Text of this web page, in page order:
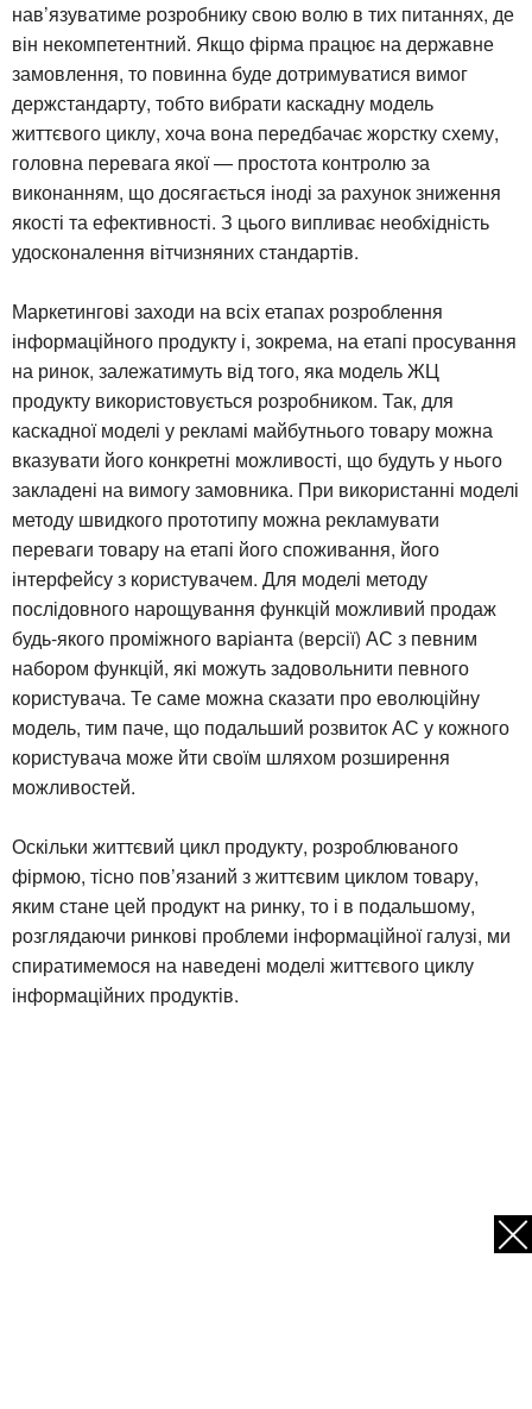
нав’язуватиме розробнику свою волю в тих питаннях, де
він некомпетентний. Якщо фірма працює на державне
замовлення, то повинна буде дотримуватися вимог
держстандарту, тобто вибрати каскадну модель
життєвого циклу, хоча вона передбачає жорстку схему,
головна перевага якої — простота контролю за
виконанням, що досягається іноді за рахунок зниження
якості та ефективності. З цього випливає необхідність
удосконалення вітчизняних стандартів.
Маркетингові заходи на всіх етапах розроблення
інформаційного продукту і, зокрема, на етапі просування
на ринок, залежатимуть від того, яка модель ЖЦ
продукту використовується розробником. Так, для
каскадної моделі у рекламі майбутнього товару можна
вказувати його конкретні можливості, що будуть у нього
закладені на вимогу замовника. При використанні моделі
методу швидкого прототипу можна рекламувати
переваги товару на етапі його споживання, його
інтерфейсу з користувачем. Для моделі методу
послідовного нарощування функцій можливий продаж
будь-якого проміжного варіанта (версії) АС з певним
набором функцій, які можуть задовольнити певного
користувача. Те саме можна сказати про еволюційну
модель, тим паче, що подальший розвиток АС у кожного
користувача може йти своїм шляхом розширення
можливостей.
Оскільки життєвий цикл продукту, розроблюваного
фірмою, тісно пов’язаний з життєвим циклом товару,
яким стане цей продукт на ринку, то і в подальшому,
розглядаючи ринкові проблеми інформаційної галузі, ми
спиратимемося на наведені моделі життєвого циклу
інформаційних продуктів.